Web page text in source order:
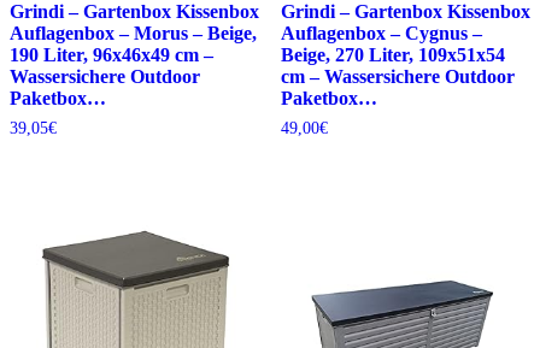
Grindi – Gartenbox Kissenbox
Auflagenbox – Morus – Beige,
190 Liter, 96x46x49 cm –
Wassersichere Outdoor
Paketbox…
39,05€
Grindi – Gartenbox Kissenbox
Auflagenbox – Cygnus –
Beige, 270 Liter, 109x51x54
cm – Wassersichere Outdoor
Paketbox…
49,00€